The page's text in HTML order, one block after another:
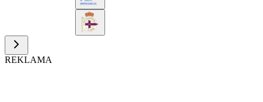
REKLAMA